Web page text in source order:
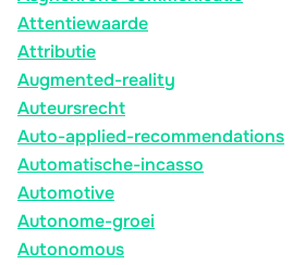
Attentiewaarde
Attributie
Augmented-reality
Auteursrecht
Auto-applied-recommendations
Automatische-incasso
Automotive
Autonome-groei
Autonomous